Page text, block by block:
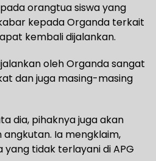
orangtua siswa yang
kepada Organda terkait
kembali dijalankan.
oleh Organda sangat
dan juga masing-masing
dia, pihaknya juga akan
Ia mengklaim,
yang tidak terlayani di APG